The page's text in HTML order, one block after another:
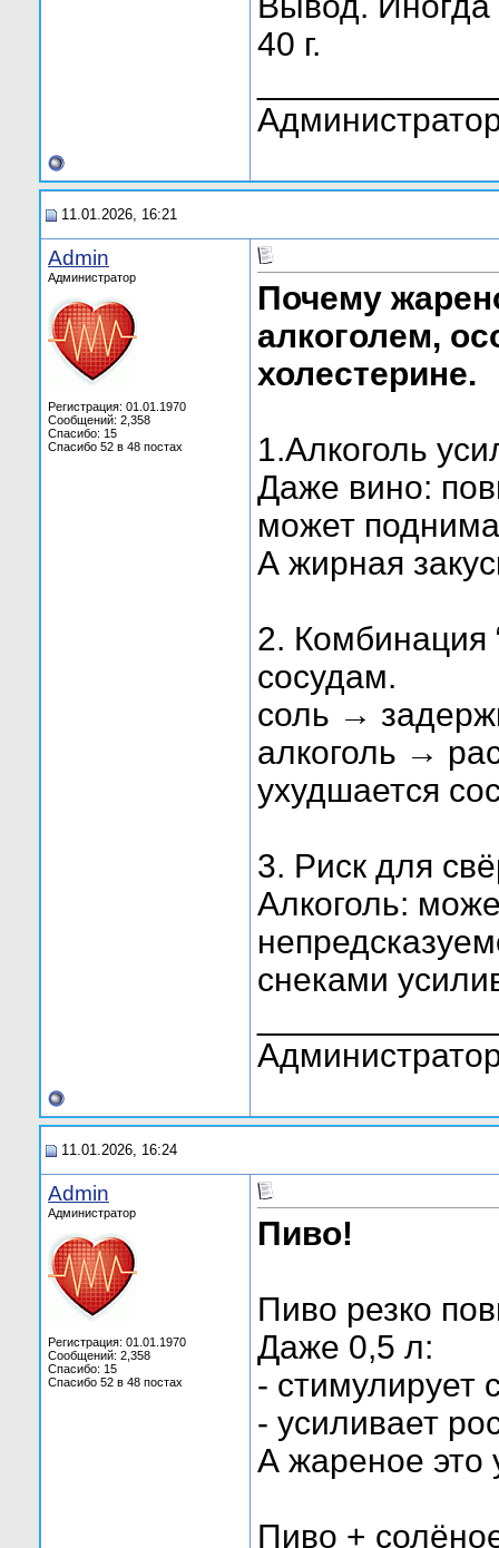
40 г.
11.01.2026, 16:21
Admin
Администратор
Регистрация: 01.01.1970
Сообщений: 2,358
Спасибо: 15
Спасибо 52 в 48 постах
Почему
алкоголем,
холестерине.
1.Алкоголь
Даже вино:
может
А жирная
2. Комбинация
сосудам.
соль →
алкоголь →
ухудшается
3. Риск для
Алкоголь:
снеками
11.01.2026, 16:24
Admin
Администратор
Регистрация: 01.01.1970
Сообщений: 2,358
Спасибо: 15
Спасибо 52 в 48 постах
Пиво!
Пиво резко
Даже 0,5 л:
- стимулирует
- усиливает
А жареное это
Пиво +